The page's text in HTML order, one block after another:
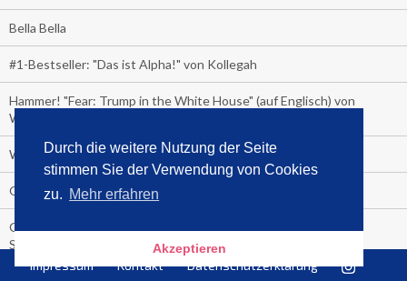
Durch die weitere Nutzung der Seite
stimmen Sie der Verwendung von Cookies
zu. Mehr erfahren
Akzeptieren
Bella Bella
#1-Bestseller: "Das ist Alpha!" von Kollegah
Hammer! "Fear: Trump in the White House" (auf Englisch) von
Watergate-Urgestein
Wie alt sind die TV-Zuschauer
Geisterfahrer auf Überholspur
Gegen Einsamkeit: Single-Haushalte schauen täglich fast 6
Stunden TV
Impressum Kontakt Datenschutzerklärung